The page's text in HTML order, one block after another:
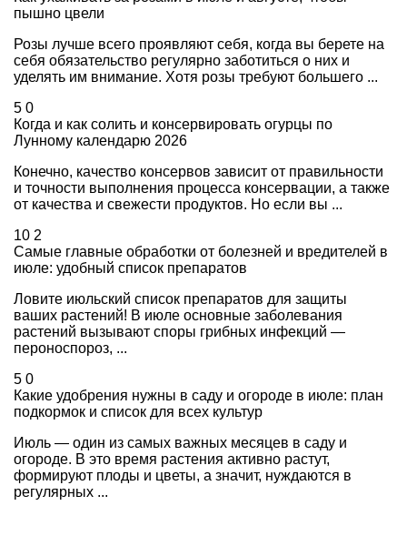
пышно цвели
Розы лучше всего проявляют себя, когда вы берете на
себя обязательство регулярно заботиться о них и
уделять им внимание. Хотя розы требуют большего ...
5 0
Когда и как солить и консервировать огурцы по
Лунному календарю 2026
Конечно, качество консервов зависит от правильности
и точности выполнения процесса консервации, а также
от качества и свежести продуктов. Но если вы ...
10 2
Самые главные обработки от болезней и вредителей в
июле: удобный список препаратов
Ловите июльский список препаратов для защиты
ваших растений! В июле основные заболевания
растений вызывают споры грибных инфекций —
пероноспороз, ...
5 0
Какие удобрения нужны в саду и огороде в июле: план
подкормок и список для всех культур
Июль — один из самых важных месяцев в саду и
огороде. В это время растения активно растут,
формируют плоды и цветы, а значит, нуждаются в
регулярных ...